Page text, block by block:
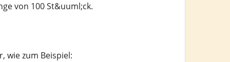
von 100 St&uuml;ck.
wie zum Beispiel: